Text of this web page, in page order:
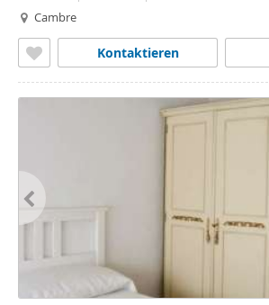
Cambre
Kontaktieren